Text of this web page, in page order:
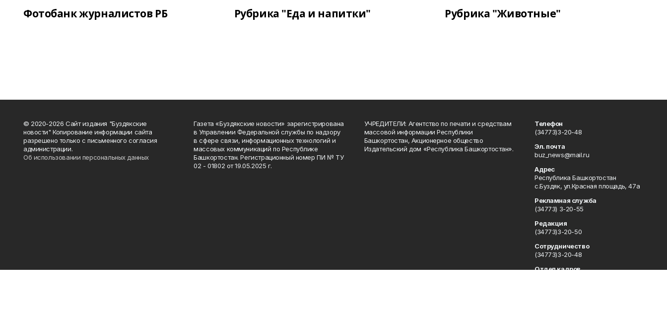
Фотобанк журналистов РБ Рубрика "Еда и напитки" Рубрика "Животные"
© 2020-2026 Сайт издания "Буздякские
новости" Копирование информации сайта
разрешено только с письменного согласия
администрации.
Об использовании персональных данных
Газета «Буздякские новости» зарегистрирована
в Управлении Федеральной службы по надзору
в сфере связи, информационных технологий и
массовых коммуникаций по Республике
Башкортостан. Регистрационный номер ПИ № ТУ
02 - 01802 от 19.05.2025 г.
УЧРЕДИТЕЛИ: Агентство по печати и средствам
массовой информации Республики
Башкортостан, Акционерное общество
Издательский дом «Республика Башкортостан».
Телефон
(34773)3-20-48
Эл. почта
buz_news@mail.ru
Адрес
Республика Башкортостан
с.Буздяк, ул.Красная площадь, 47а
Рекламная служба
(34773) 3-20-55
Редакция
(34773)3-20-50
Сотрудничество
(34773)3-20-48
Отдел кадров